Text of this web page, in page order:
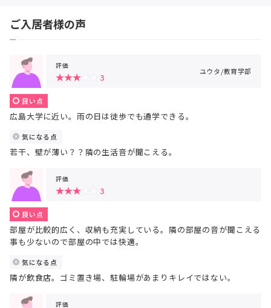
ご入居者様の声
評価
3
ユウタ/教育学部
良い点
広島大学に近い。雨の日は徒歩でも通学できる。
気になる点
若干、壁が薄い？？隣の生活音が聞こえる。
評価
3
良い点
部屋が比較的広く、収納も充実している。隣の部屋の音が聞こえる
事も少ないので部屋の中では快適。
気になる点
隣が飲食店。ゴミ置き場、駐輪場があまりキレイではない。
評価